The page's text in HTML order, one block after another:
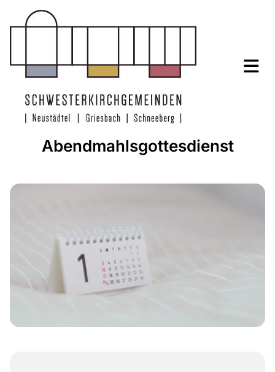
Abendmahlsgottesdienst